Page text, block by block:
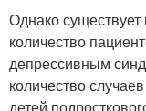
Однако
количество
депрессивным
количество
детей